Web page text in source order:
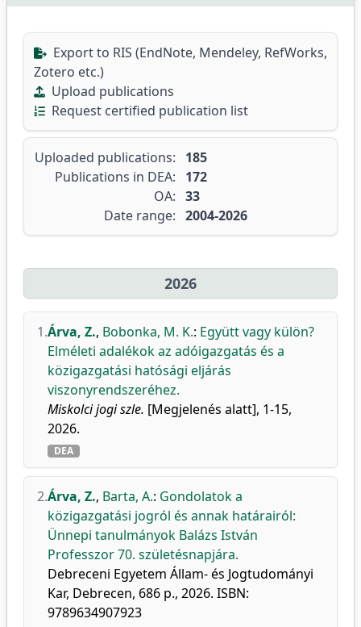
Export to RIS (EndNote, Mendeley, RefWorks,
Zotero etc.)
Upload publications
Request certified publication list
Uploaded publications:
185
Publications in DEA:
172
OA: 33
Date range: 2004-2026
2026
1.Árva, Z., Bobonka, M. K.: Együtt vagy külön?
Elméleti adalékok az adóigazgatás és a
közigazgatási hatósági eljárás
viszonyrendszeréhez.
Miskolci jogi szle. [Megjelenés alatt], 1-15,
2026.
DEA
2.Árva, Z., Barta, A.: Gondolatok a
közigazgatási jogról és annak határairól:
Ünnepi tanulmányok Balázs István
Professzor 70. születésnapjára.
Debreceni Egyetem Állam- és Jogtudományi
Kar, Debrecen, 686 p., 2026. ISBN:
9789634907923